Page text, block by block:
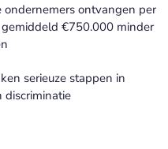
ondernemers ontvangen per
€750.000 minder
serieuze stappen in
discriminatie